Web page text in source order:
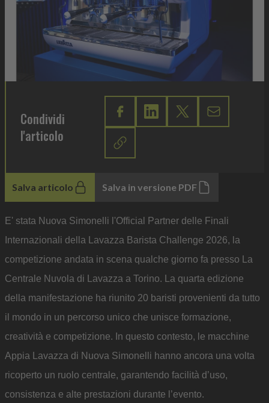
Condividi
l'articolo
Salva articolo Salva in versione PDF
E' stata Nuova Simonelli l'Official Partner delle Finali
Internazionali della Lavazza Barista Challenge 2026, la
competizione andata in scena qualche giorno fa presso La
Centrale Nuvola di Lavazza a Torino. La quarta edizione
della manifestazione ha riunito 20 baristi provenienti da tutto
il mondo in un percorso unico che unisce formazione,
creatività e competizione. In questo contesto, le macchine
Appia Lavazza di Nuova Simonelli hanno ancora una volta
ricoperto un ruolo centrale, garantendo facilità d’uso,
consistenza e alte prestazioni durante l’evento.